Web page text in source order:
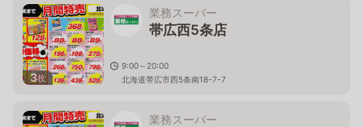
3枚
業務スーパー
帯広西5条店
9:00～20:00
北海道帯広市西5条南18-7-7
業務スーパー